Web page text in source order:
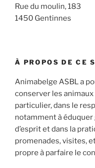
Rue du moulin, 183
1450 Gentinnes
À PROPOS DE CE
Animabelge ASBL a
conserver les
particulier, dans le
notamment à
d’esprit et dans la
promenades, visites,
propre à parfaire le